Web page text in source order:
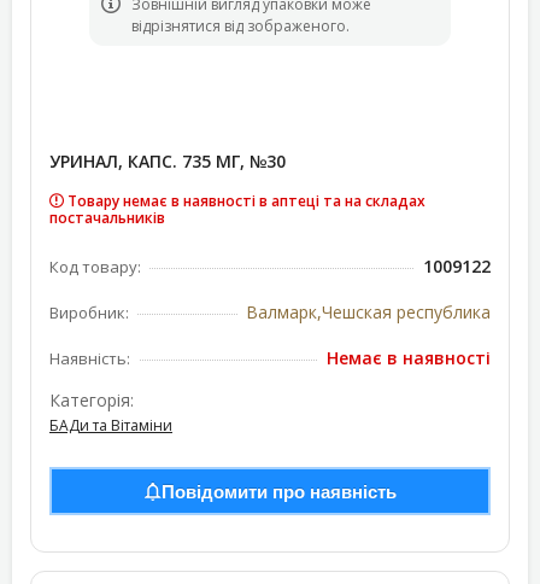
Зовнішній вигляд упаковки може
відрізнятися від зображеного.
УРИНАЛ, КАПС. 735 МГ, №30
Товару немає в наявності в аптеці та на складах
постачальників
Код товару: 1009122
Виробник: Валмарк,Чешская республика
Наявність:
Немає в наявності
Категорія:
БАДи та Вітаміни
Повідомити про наявність